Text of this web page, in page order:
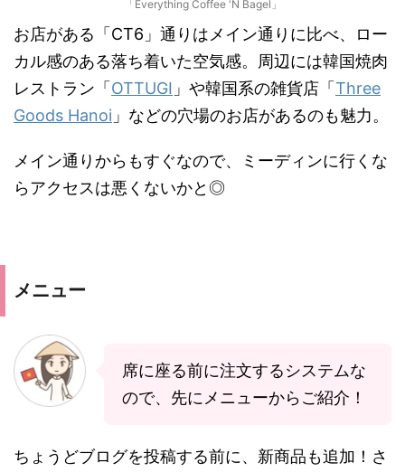
「Everything Coffee 'N Bagel」
お店がある「CT6」通りはメイン通りに比べ、ロー
カル感のある落ち着いた空気感。周辺には韓国焼肉
レストラン「 OTTUGI 」や韓国系の雑貨店「 Three
Goods Hanoi 」などの穴場のお店があるのも魅力。
メイン通りからもすぐなので、ミーディンに行くな
らアクセスは悪くないかと◎
メニュー
席に座る前に注文するシステムな
ので、先にメニューからご紹介！
ちょうどブログを投稿する前に、新商品も追加！さ